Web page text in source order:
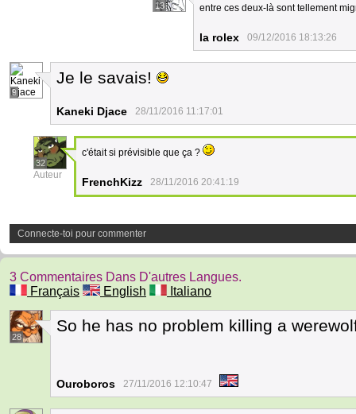
13
entre ces deux-là sont tellement
la rolex 09/12/2016 18:13:26
9
Je le savais!
Kaneki Djace 28/11/2016 11:17:01
32
Auteur
c'était si prévisible que ça ?
FrenchKizz 28/11/2016 20:41:19
Connecte-toi pour commenter
3 Commentaires Dans D'autres Langues.
Français
English Italiano
28
So he has no problem killing a
Ouroboros 27/11/2016 12:10:47